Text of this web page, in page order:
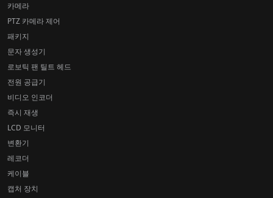
카메라
PTZ 카메라 제어
패키지
문자 생성기
로보틱 팬 틸트 헤드
전원 공급기
비디오 인코더
즉시 재생
LCD 모니터
변환기
레코더
케이블
캡처 장치